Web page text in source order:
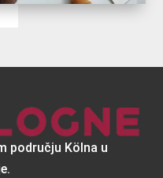
području Kölna u